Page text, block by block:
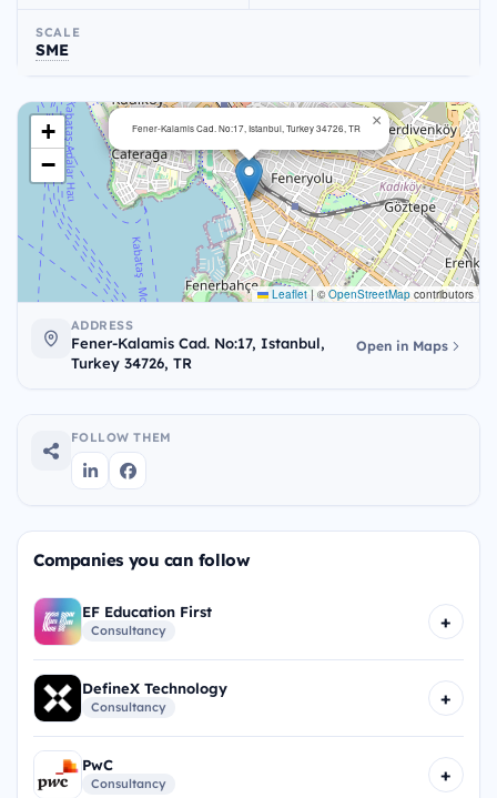
SCALE
SME
Fener-Kalamis Cad. No:17, Istanbul, Turkey 34726, TR ×
+
−
Leaflet | ©OpenStreetMapcontributors
ADDRESS
Fener-Kalamis Cad. No:17, Istanbul,
Turkey 34726, TR
Open in Maps
FOLLOW THEM
Companies you can follow
EF Education First
Consultancy +
DefineX Technology
Consultancy +
PwC
Consultancy +